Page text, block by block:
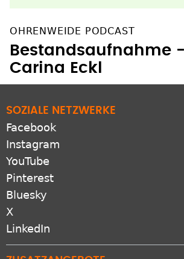
OHRENWEIDE PODCAST
Bestandsaufnahme
Carina Eckl
SOZIALE NETZWERKE
Facebook
Instagram
YouTube
Pinterest
Bluesky
X
LinkedIn